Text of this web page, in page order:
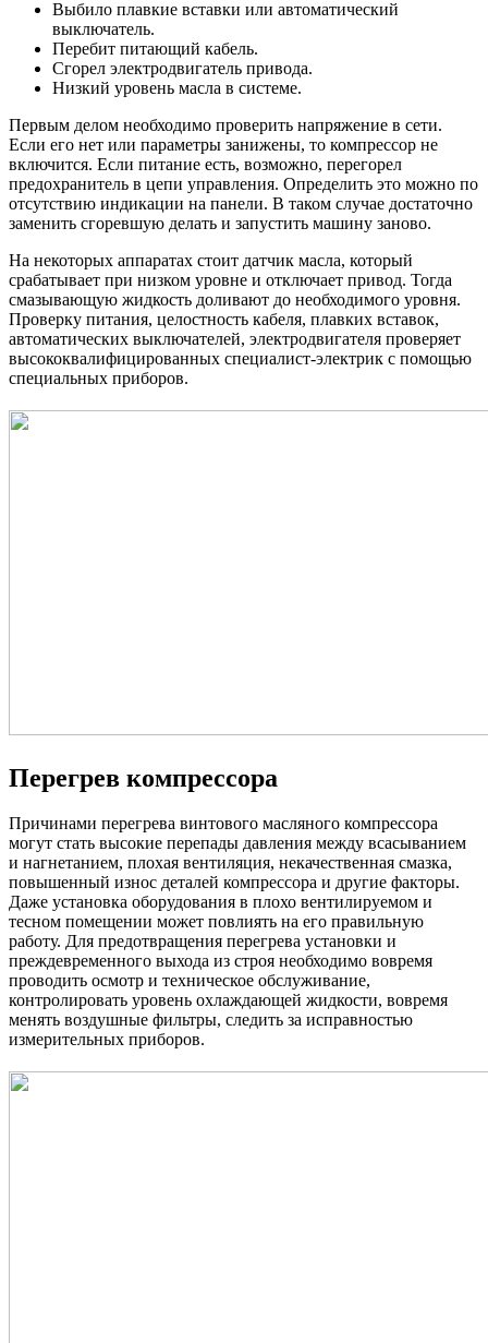
Выбило плавкие вставки или автоматический
выключатель.
Перебит питающий кабель.
Сгорел электродвигатель привода.
Низкий уровень масла в системе.
Первым делом необходимо проверить напряжение в сети.
Если его нет или параметры занижены, то компрессор не
включится. Если питание есть, возможно, перегорел
предохранитель в цепи управления. Определить это можно по
отсутствию индикации на панели. В таком случае достаточно
заменить сгоревшую делать и запустить машину заново.
На некоторых аппаратах стоит датчик масла, который
срабатывает при низком уровне и отключает привод. Тогда
смазывающую жидкость доливают до необходимого уровня.
Проверку питания, целостность кабеля, плавких вставок,
автоматических выключателей, электродвигателя проверяет
высококвалифицированных специалист-электрик с помощью
специальных приборов.
Перегрев компрессора
Причинами перегрева винтового масляного компрессора
могут стать высокие перепады давления между всасыванием
и нагнетанием, плохая вентиляция, некачественная смазка,
повышенный износ деталей компрессора и другие факторы.
Даже установка оборудования в плохо вентилируемом и
тесном помещении может повлиять на его правильную
работу. Для предотвращения перегрева установки и
преждевременного выхода из строя необходимо вовремя
проводить осмотр и техническое обслуживание,
контролировать уровень охлаждающей жидкости, вовремя
менять воздушные фильтры, следить за исправностью
измерительных приборов.